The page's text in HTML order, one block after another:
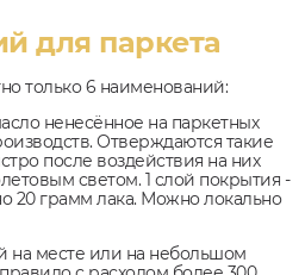
для паркета
только 6 наименований:
ненесённое на паркетных
Отверждаются такие
после воздействия на них
светом. 1 слой покрытия -
20 грамм лака. Можно локально
на месте или на небольшом